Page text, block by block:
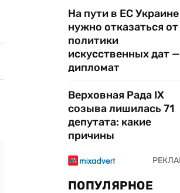
На пути в ЕС Украине
нужно отказаться от
политики
искусственных дат —
дипломат
Верховная Рада IX
созыва лишилась 71
депутата: какие
причины
ПОПУЛЯРНОЕ